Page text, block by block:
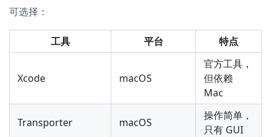
可选择：
工具 平台 特点
Xcode macOS
官方工具，
但依赖
Mac
Transporter macOS
操作简单，
只有 GUI